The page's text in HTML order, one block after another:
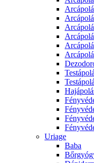
Uriage
Baba